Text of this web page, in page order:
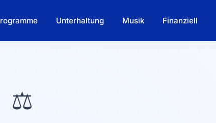
Unterhaltung Musik Finanziell
⚖️